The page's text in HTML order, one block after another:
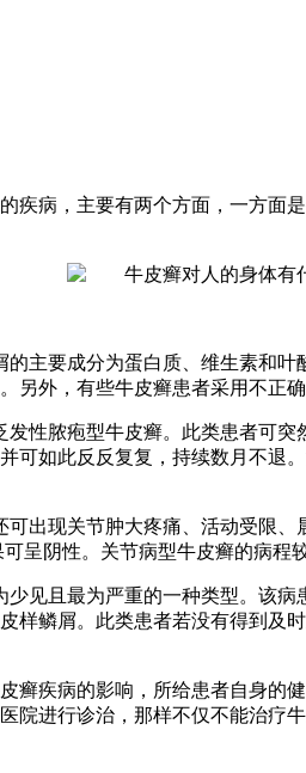
疾病，主要有两个方面，一方
主要成分为蛋白质、维生素和
外，有些牛皮癣患者采用不正确
性脓疱型牛皮癣。此类患者可
可如此反反复复，持续数月不
出现关节肿大疼痛、活动受限
呈阴性。关节病型牛皮癣的病程
见且最为严重的一种类型。该
样鳞屑。此类患者若没有得到
癣疾病的影响，所给患者自身
进行诊治，那样不仅不能治疗